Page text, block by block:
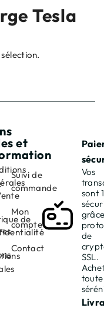
Tesla
et
de
Suivi de
commande
Mon
compte
Contact
Vos
sont
de
SSL.
toute